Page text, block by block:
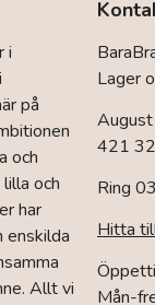
i
på
och
och
har
enskilda
Allt vi
Lager
421
Ring
Hitta
Mån-